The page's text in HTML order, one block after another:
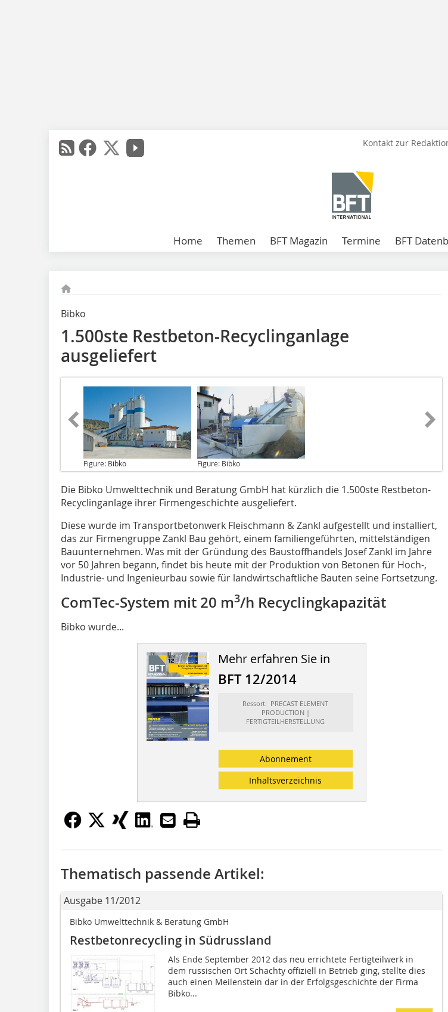
Kontakt zur
Home Themen BFT Magazin Termine BFT
Bibko
1.500ste Restbeton-Recyclinganlage
ausgeliefert
Figure: Bibko Figure: Bibko
Die Bibko Umwelttechnik und Beratung GmbH hat kürzlich die 1.500ste Restbeton-
Recyclinganlage ihrer Firmengeschichte ausgeliefert.
Diese wurde im Transportbetonwerk Fleischmann & Zankl aufgestellt und installiert,
das zur Firmengruppe Zankl Bau gehört, einem familiengeführten, mittelständigen
Bauunternehmen. Was mit der Gründung des Baustoffhandels Josef Zankl im Jahre
vor 50 Jahren begann, findet bis heute mit der Produktion von Betonen für Hoch-,
Industrie- und Ingenieurbau sowie für landwirtschaftliche Bauten seine Fortsetzung.
ComTec-System mit 20 m3/h Recyclingkapazität
Bibko wurde...
Mehr erfahren Sie in
BFT 12/2014
Ressort: PRECAST ELEMENT
PRODUCTION |
FERTIGTEILHERSTELLUNG
Abonnement
Inhaltsverzeichnis
Thematisch passende Artikel:
Ausgabe 11/2012
Bibko Umwelttechnik & Beratung GmbH
Restbetonrecycling in Südrussland
Als Ende September 2012 das neu errichtete Fertigteilwerk in
dem russischen Ort Schachty offiziell in Betrieb ging, stellte dies
auch einen Meilenstein dar in der Erfolgsgeschichte der Firma
Bibko...